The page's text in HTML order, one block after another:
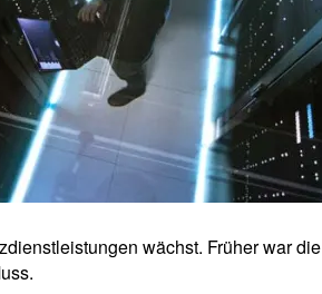
wächst. Früher war die